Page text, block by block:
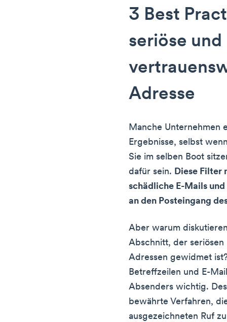
3 Best
seriöse und
Adresse
Manche Unternehmen
Ergebnisse, selbst
Sie im selben Boot
dafür sein. Diese Filter
schädliche E-Mails
an den Posteingang
Aber warum
Abschnitt, der
Adressen gewidmet
Betreffzeilen und E-
Absenders wichtig.
bewährte Verfahren,
ausgezeichneten Ruf